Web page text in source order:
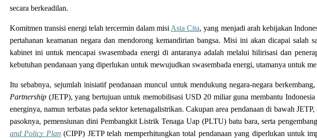
secara berkeadilan.
Komitmen transisi energi telah tercermin dalam misi Asta Cita, yang menjadi arah kebijakan
pertahanan keamanan negara dan mendorong kemandirian bangsa. Misi ini akan dicapai salah
kabinet ini untuk mencapai swasembada energi di antaranya adalah melalui hilirisasi dan
kebutuhan pendanaan yang diperlukan untuk mewujudkan swasembada energi, utamanya untuk
Itu sebabnya, sejumlah inisiatif pendanaan muncul untuk mendukung negara-negara
Partnership (JETP), yang bertujuan untuk memobilisasi USD 20 miliar guna membantu
energinya, namun terbatas pada sektor ketenagalistrikan. Cakupan area pendanaan di bawah
pasoknya, pemensiunan dini Pembangkit Listrik Tenaga Uap (PLTU) batu bara, serta
and Policy Plan (CIPP) JETP telah memperhitungkan total pendanaan yang diperlukan untuk